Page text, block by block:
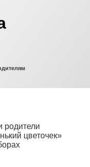
родители
цветочек»